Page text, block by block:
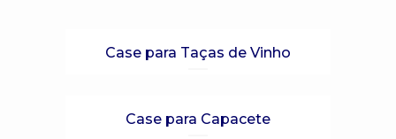
Case para Taças de Vinho
Case para Capacete